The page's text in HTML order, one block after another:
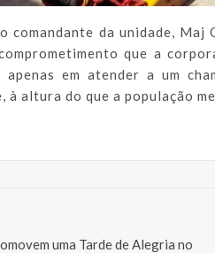
comandante da unidade,
que a
em atender a um
à altura do que a população
uma Tarde de Alegria no